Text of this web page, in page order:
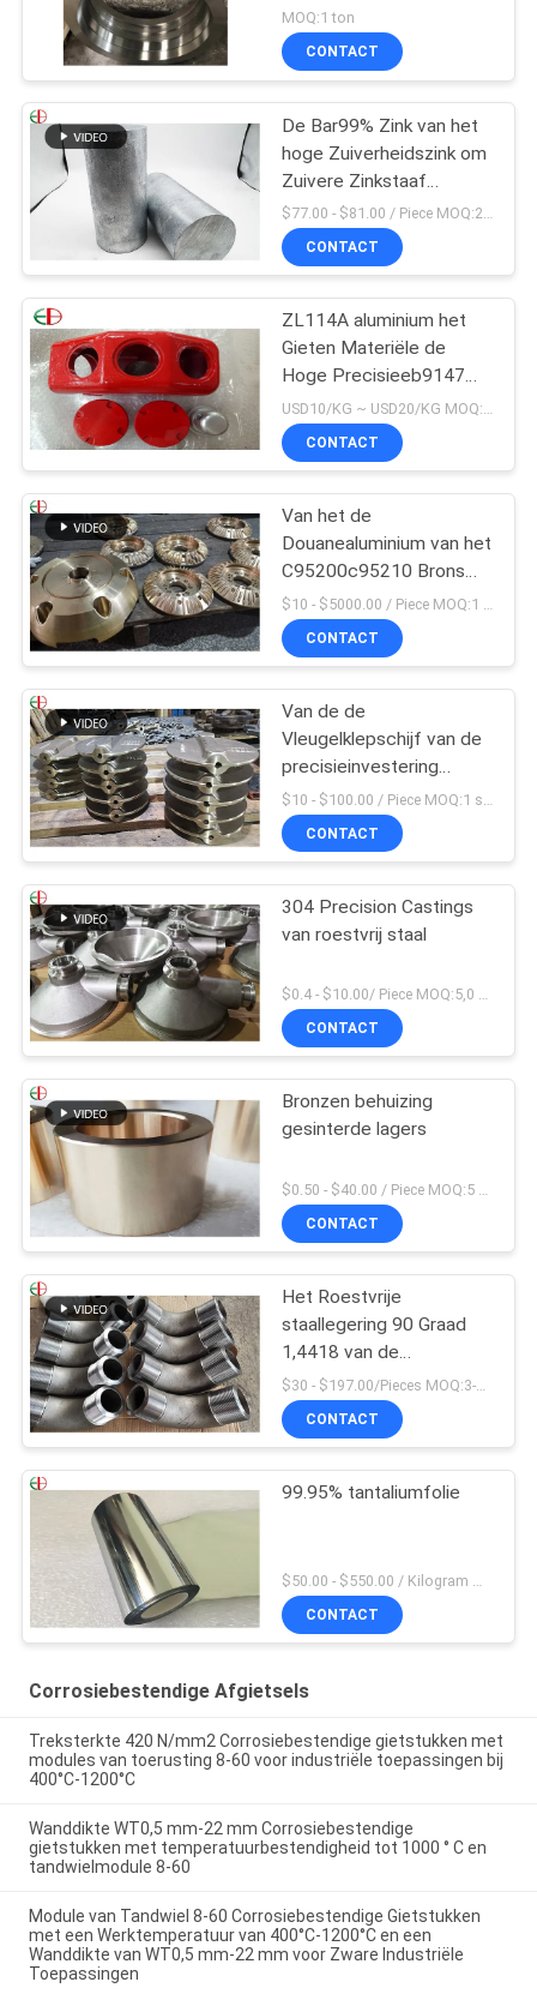
Legeringsstaal de Buis
van de
Afgietselscentrifuge
MOQ:1 ton
CONTACT
De Bar99% Zink van het
hoge Zuiverheidszink om
Zuivere Zinkstaaf
100x100x200mm
$77.00 - $81.00 / Piece MOQ:2 zetels
CONTACT
ZL114A aluminium het
Gieten Materiële de
Hoge Precisieeb9147
Rode Kleur van
Legeringenalu
USD10/KG ~ USD20/KG MOQ:50kg
CONTACT
Van het de
Douanealuminium van het
C95200c95210 Brons
het Gietende Lichaam
van de het Bronsklep
CONTACT
Van de de
Vleugelklepschijf van de
precisieinvestering
Gietend Het
Bronsmessing 009
ASTM B61 B62
CONTACT
304 Precision Castings
van roestvrij staal
$0.4 - $10.00/ Piece MOQ:5,0 Kilogram
CONTACT
Bronzen behuizing
gesinterde lagers
$0.50 - $40.00 / Piece MOQ:5 stukken
CONTACT
Het Roestvrije
staallegering 90 Graad
1,4418 van de
flensverbinding de
Elleboog van de
Pijpmontage
CONTACT
99.95% tantaliumfolie
CONTACT
Corrosiebestendige Afgietsels
Treksterkte 420 N/mm2 Corrosiebestendige gietstukken met
modules van toerusting 8-60 voor industriële toepassingen bij
400°C-1200°C
Wanddikte WT0,5 mm-22 mm Corrosiebestendige
gietstukken met temperatuurbestendigheid tot 1000 ° C en
tandwielmodule 8-60
Module van Tandwiel 8-60 Corrosiebestendige Gietstukken
met een Werktemperatuur van 400°C-1200°C en een
Wanddikte van WT0,5 mm-22 mm voor Zware Industriële
Toepassingen